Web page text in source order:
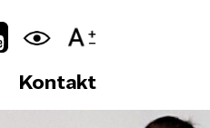
Kontakt